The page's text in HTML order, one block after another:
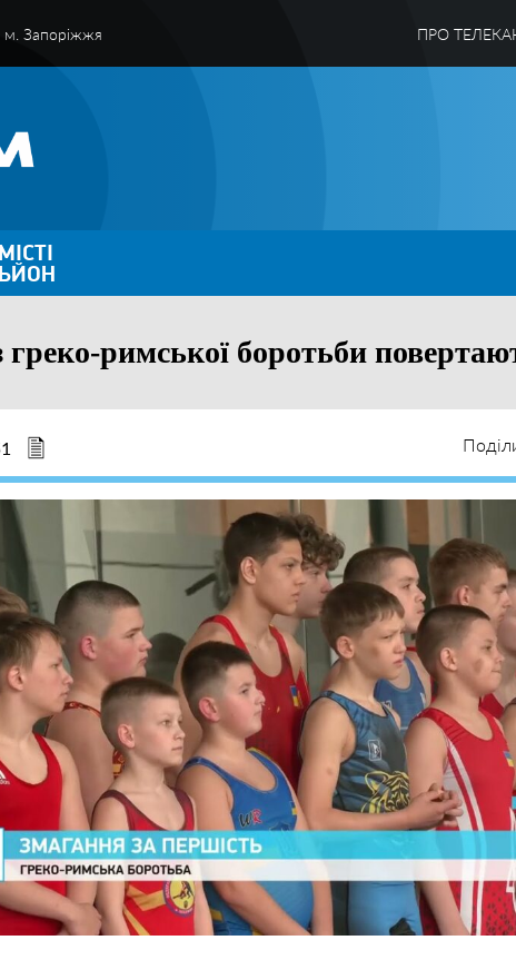
м. Запоріжжя ПРО
греко-римської боротьби